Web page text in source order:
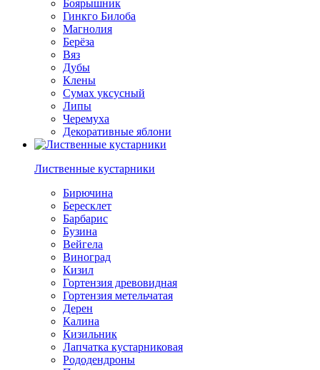
Боярышник
Гинкго Билоба
Магнолия
Берёза
Вяз
Дубы
Клены
Сумах уксусный
Липы
Черемуха
Декоративные яблони
Лиственные кустарники
Бирючина
Бересклет
Барбарис
Бузина
Вейгела
Виноград
Кизил
Гортензия древовидная
Гортензия метельчатая
Дерен
Калина
Кизильник
Лапчатка кустарниковая
Рододендроны